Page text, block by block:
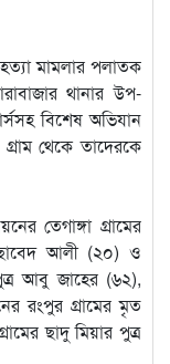
মামলার পলাতক
থানার উপ-
বিশেষ অভিযান
থেকে তাদেরকে
তেগাঙ্গা গ্রামের
ছাবেদ আলী (২০) ও
আবু জাহের (৬২),
রংপুর গ্রামের মৃত
ছাদু মিয়ার পুত্র